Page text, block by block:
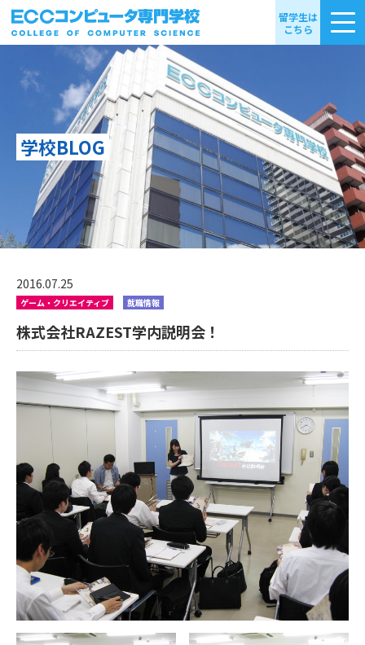
留学生は
こちら
学校BLOG
2016.07.25
ゲーム・クリエイティブ 就職情報
株式会社RAZEST学内説明会！